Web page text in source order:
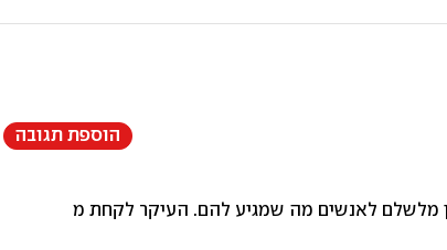
הוספת תגובה
לאנשים מה שמגיע להם. העיקר לקחת מיסים הם